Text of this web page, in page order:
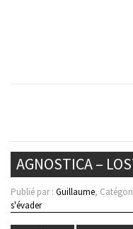
AGNOSTICA –
Publié par : Guillaume,
s'évader